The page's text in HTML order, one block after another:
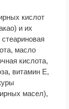
кислот
и их
масло
кислота,
витамин Е,
масел),